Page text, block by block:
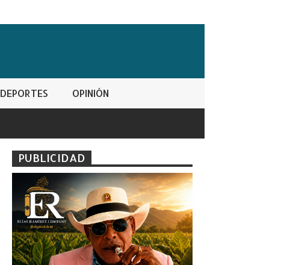
DEPORTES OPINIÓN
PUBLICIDAD